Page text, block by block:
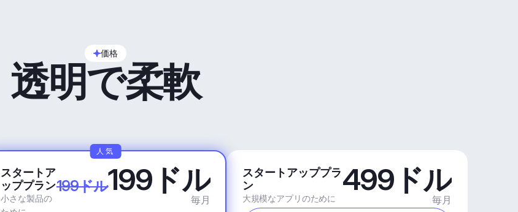
価格
透明で柔軟
スタートア
ッププラン
小さな製品の
199ドル199ドル
毎月
人気
スタートアッププラ
ン
大規模なアプリのために
499ドル
毎月